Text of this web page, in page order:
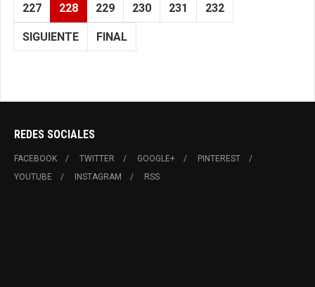
227 228 229 230 231 232
SIGUIENTE FINAL
REDES SOCIALES
FACEBOOK TWITTER GOOGLE+
PINTEREST
YOUTUBE
INSTAGRAM RSS